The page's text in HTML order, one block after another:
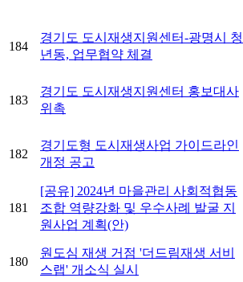
184
경기도 도시재생지원센터-광명시 청
년동, 업무협약 체결
183
경기도 도시재생지원센터 홍보대사
위촉
182
경기도형 도시재생사업 가이드라인
개정 공고
181
[공유] 2024년 마을관리 사회적협동
조합 역량강화 및 우수사례 발굴 지
원사업 계획(안)
180
원도심 재생 거점 '더드림재생 서비
스랩' 개소식 실시